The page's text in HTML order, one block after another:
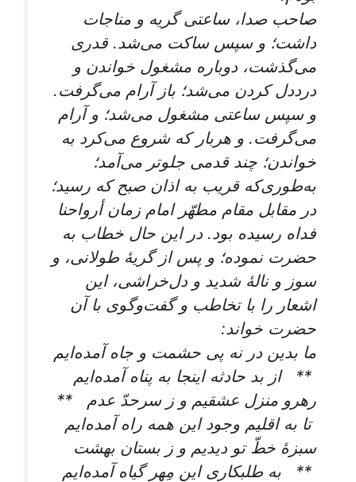
صاحب صدا، ساعتی گریه و مناجات
داشت؛ و سپس ساکت می‌شد. قدری
می‌گذشت، دوباره مشغول خواندن و
درددل کردن می‌شد؛ باز آرام می‌گرفت.
و سپس ساعتی مشغول می‌شد؛ و آرام
می‌گرفت. و هربار که شروع می‌کرد به
خواندن؛ چند قدمی جلوتر می‌آمد؛
به‌طوری‌که قریب به اذان صبح که رسید؛
در مقابل مقام مطهّر امام زمان أرواحنا
فداه رسیده بود. در این حال خطاب به
حضرت نموده؛ و پس از گریۀ طولانی، و
سوز و نالۀ شدید و دل‌خراشی، این
اشعار را با تخاطب و گفت‌وگوی با آن
حضرت خواند:
ما بدین در نه پی حشمت و جاه آمده‌ایم‌
** از بد حادثه اینجا به پناه آمده‌ایم‌
رهرو منزل عشقیم و ز سرحدّ عدم‌ **
تا به اقلیم وجود این همه راه آمده‌ایم‌
سبزۀ خطّ تو دیدیم و ز بستان بهشت‌
** به طلبکاری این مِهر گیاه آمده‌ایم‌